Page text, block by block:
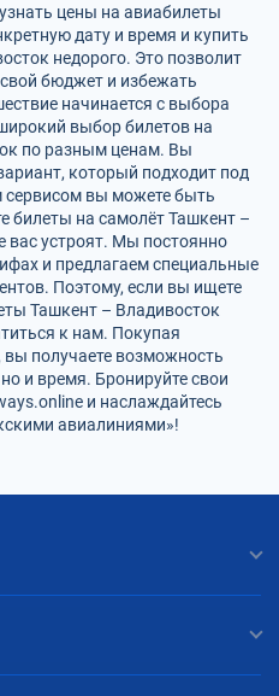
цены на авиабилеты
дату и время и купить
недорого. Это позволит
бюджет и избежать
начинается с выбора
выбор билетов на
по разным ценам. Вы
который подходит под
вы можете быть
билеты на самолёт Ташкент –
вас устроят. Мы постоянно
и предлагаем специальные
Поэтому, если вы ищете
Ташкент – Владивосток
к нам. Покупая
получаете возможность
и время. Бронируйте свои
и наслаждайтесь
авиалиниями»!